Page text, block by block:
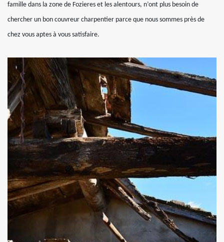
famille dans la zone de Fozieres et les alentours, n’ont plus besoin de
chercher un bon couvreur charpentier parce que nous sommes près de
chez vous aptes à vous satisfaire.